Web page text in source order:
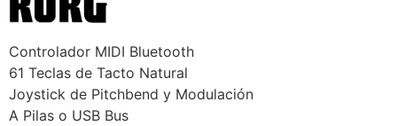
Controlador MIDI Bluetooth
61 Teclas de Tacto Natural
Joystick de Pitchbend y Modulación
A Pilas o USB Bus